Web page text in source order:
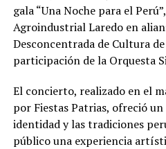
gala “Una Noche para el
Agroindustrial Laredo en
Desconcentrada de Cultura
participación de la Orquesta
El concierto, realizado en el
por Fiestas Patrias, ofreció
identidad y las tradiciones
público una experiencia